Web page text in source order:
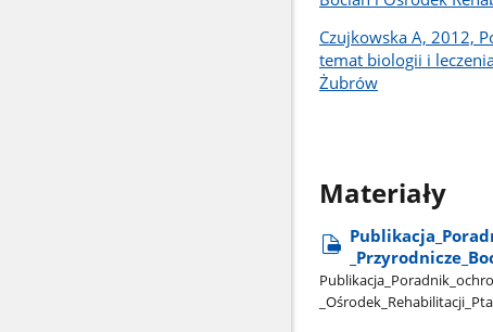
Czujkowska A, 2012,
temat biologii i
Żubrów
Materiały